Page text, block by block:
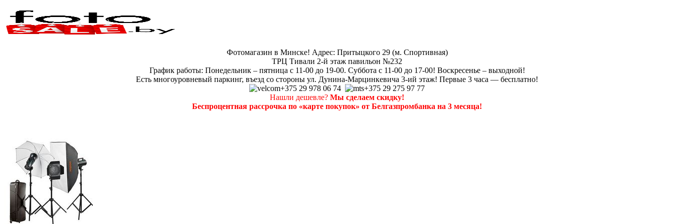
Фотомагазин в Минске! Адрес: Притыцкого 29 (м. Спортивная)
ТРЦ Тивали 2-й этаж павильон №232
График работы: Понедельник – пятница с 11-00 до 19-00. Суббота с 11-00 до 17-00! Воскресенье – выходной!
Есть многоуровневый паркинг, въезд со стороны ул. Дунина-Марцинкевича 3-ий этаж! Первые 3 часа — бесплатно!
+375 29 978 06 74
+375 29 275 97 77
Нашли дешевле? Мы сделаем скидку!
Беспроцентная рассрочка по «карте покупок» от Белгазпромбанка на 3 месяца!